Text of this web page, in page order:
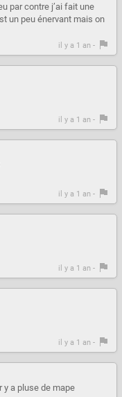
par contre j’ai fait une
un peu énervant mais on
il y a 1 an -
il y a 1 an -
il y a 1 an -
il y a 1 an -
il y a 1 an -
y a pluse de mape